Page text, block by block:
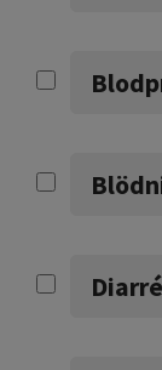
Diarré